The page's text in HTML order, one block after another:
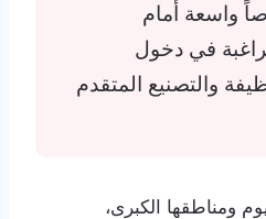
واسعة أمام
في دخول
والتصنيع المتقدم
ومناطقها الكبرى،